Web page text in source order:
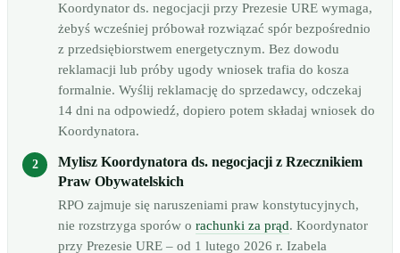
Koordynator ds. negocjacji przy Prezesie URE wymaga,
żebyś wcześniej próbował rozwiązać spór bezpośrednio
z przedsiębiorstwem energetycznym. Bez dowodu
reklamacji lub próby ugody wniosek trafia do kosza
formalnie. Wyślij reklamację do sprzedawcy, odczekaj
14 dni na odpowiedź, dopiero potem składaj wniosek do
Koordynatora.
Mylisz Koordynatora ds. negocjacji z Rzecznikiem
Praw Obywatelskich
RPO zajmuje się naruszeniami praw konstytucyjnych,
nie rozstrzyga sporów o rachunki za prąd. Koordynator
przy Prezesie URE – od 1 lutego 2026 r. Izabela